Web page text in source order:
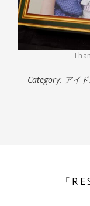
Category: アイ
「